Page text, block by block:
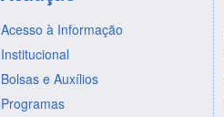
Acesso à Informação
Institucional
Bolsas e Auxílios
Programas